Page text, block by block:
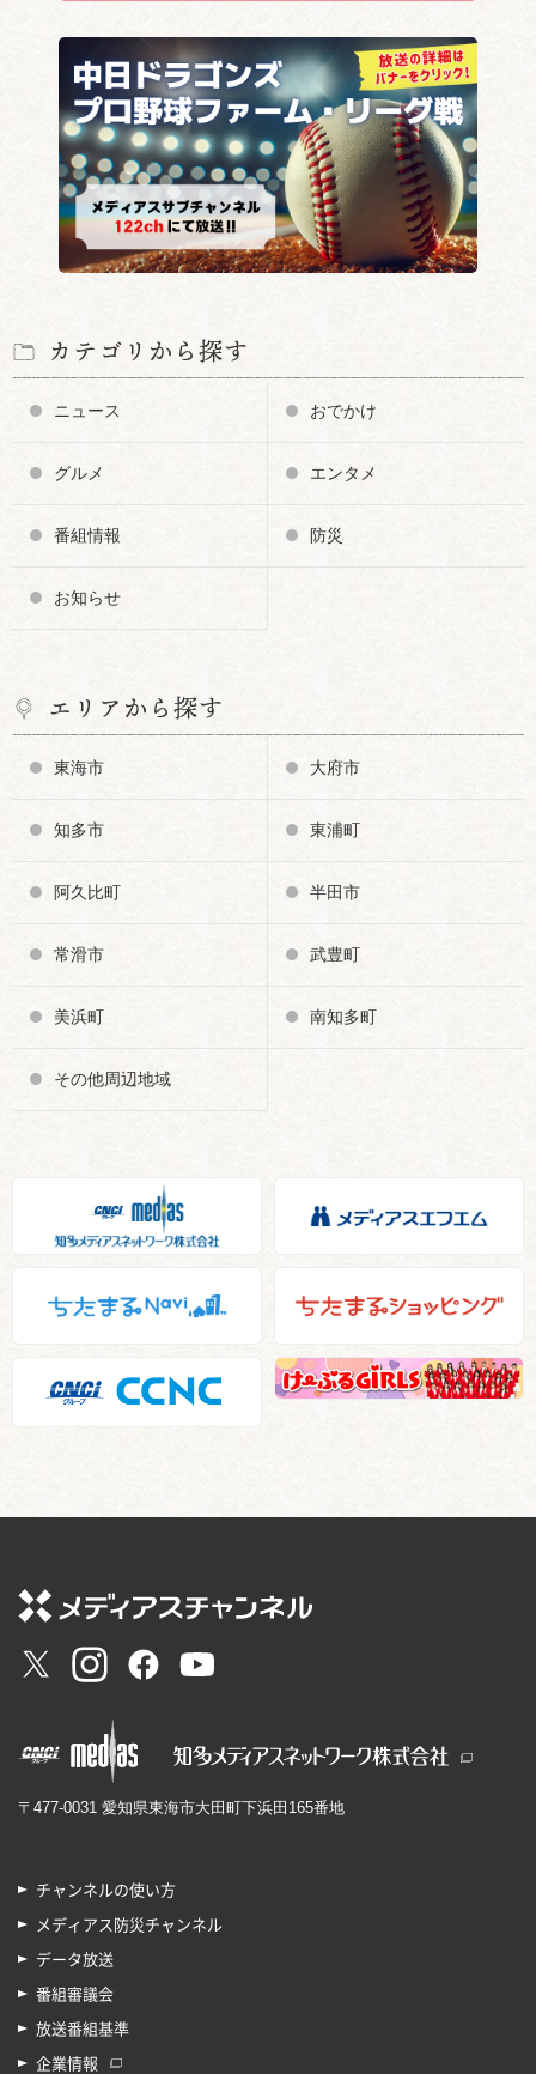
カテゴリから探す
ニュース おでかけ
グルメ エンタメ
番組情報 防災
お知らせ
エリアから探す
東海市 大府市
知多市 東浦町
阿久比町 半田市
常滑市 武豊町
美浜町 南知多町
その他周辺地域
〒477-0031 愛知県東海市大田町下浜田165番地
チャンネルの使い方
メディアス防災チャンネル
データ放送
番組審議会
放送番組基準
企業情報